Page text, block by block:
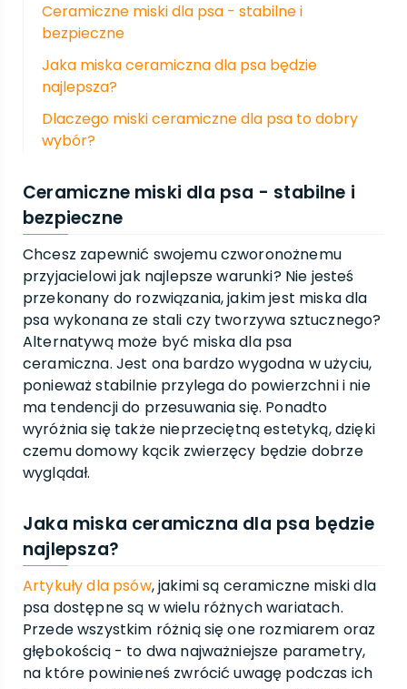
Ceramiczne miski dla psa - stabilne i
bezpieczne
Jaka miska ceramiczna dla psa będzie
najlepsza?
Dlaczego miski ceramiczne dla psa to dobry
wybór?
Ceramiczne miski dla psa - stabilne i
bezpieczne
Chcesz zapewnić swojemu czworonożnemu
przyjacielowi jak najlepsze warunki? Nie jesteś
przekonany do rozwiązania, jakim jest miska dla
psa wykonana ze stali czy tworzywa sztucznego?
Alternatywą może być miska dla psa
ceramiczna. Jest ona bardzo wygodna w użyciu,
ponieważ stabilnie przylega do powierzchni i nie
ma tendencji do przesuwania się. Ponadto
wyróżnia się także nieprzeciętną estetyką, dzięki
czemu domowy kącik zwierzęcy będzie dobrze
wyglądał.
Jaka miska ceramiczna dla psa będzie
najlepsza?
Artykuły dla psów, jakimi są ceramiczne miski dla
psa dostępne są w wielu różnych wariatach.
Przede wszystkim różnią się one rozmiarem oraz
głębokością - to dwa najważniejsze parametry,
na które powinieneś zwrócić uwagę podczas ich